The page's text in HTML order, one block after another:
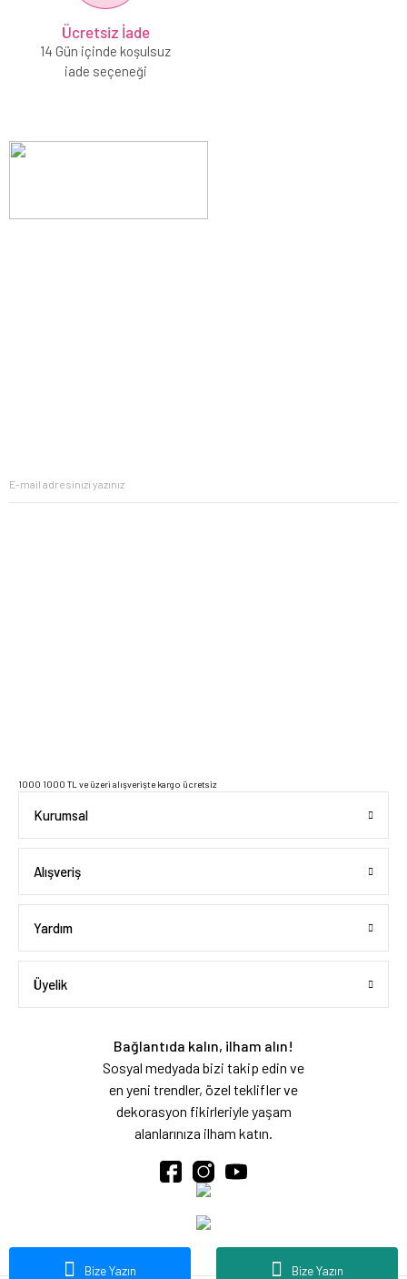
Bize Yazın Bize Yazın
Ücretsiz İade
14 Gün içinde koşulsuz
iade seçeneği
1000 1000 TL ve üzeri alışverişte kargo ücretsiz
Kurumsal
Alışveriş
Yardım
Üyelik
Bağlantıda kalın, ilham alın!
Sosyal medyada bizi takip edin ve
en yeni trendler, özel teklifler ve
dekorasyon fikirleriyle yaşam
alanlarınıza ilham katın.